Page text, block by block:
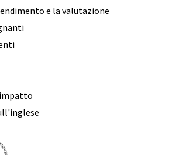
e la valutazione